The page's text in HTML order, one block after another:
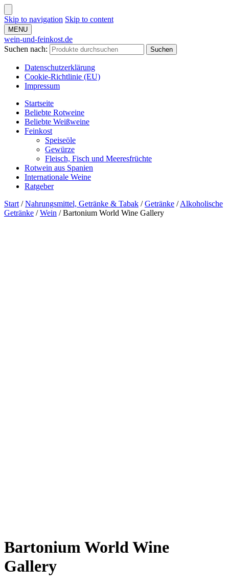
Skip to navigation Skip to content
MENU
wein-und-feinkost.de
Suchen nach:
Suchen
Datenschutzerklärung
Cookie-Richtlinie (EU)
Impressum
Startseite
Beliebte Rotweine
Beliebte Weißweine
Feinkost
Speiseöle
Gewürze
Fleisch, Fisch und Meeresfrüchte
Rotwein aus Spanien
Internationale Weine
Ratgeber
Start /Nahrungsmittel, Getränke & Tabak /Getränke /Alkoholische
Getränke /Wein /Bartonium World Wine Gallery
Bartonium World Wine
Gallery